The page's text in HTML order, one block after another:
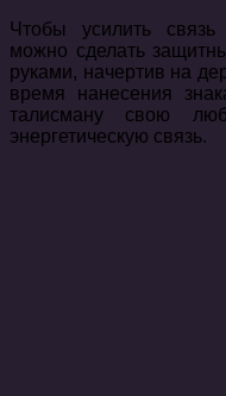
Чтобы усилить
можно сделать
руками, начертив на
время нанесения
талисману свою
энергетическую связь.